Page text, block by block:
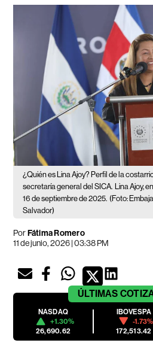
¿Quién es Lina Ajoy? Perfil de la
secretaría general del SICA.
Lina Ajoy,
16 de septiembre de 2025. (Foto:
Salvador)
PorFátima Romero
11 de junio, 2026 | 03:38 PM
ÚLTIMAS
NASDAQ
+1.30%
26,690.62
IBOVESPA
-1.73%
172,513.42